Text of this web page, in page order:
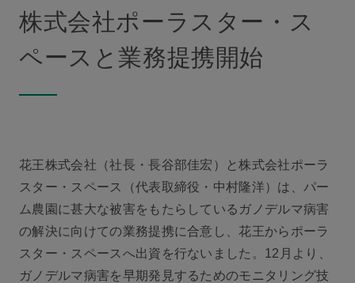
株式会社ポーラスター・ス
ペースと業務提携開始
花王株式会社（社長・長谷部佳宏）と株式会社ポーラ
スター・スペース（代表取締役・中村隆洋）は、パー
ム農園に甚大な被害をもたらしているガノデルマ病害
の解決に向けての業務提携に合意し、花王からポーラ
スター・スペースへ出資を行ないました。12月より、
ガノデルマ病害を早期発見するためのモニタリング技